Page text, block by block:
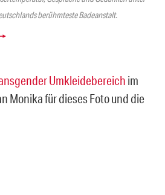
berühmteste Badeanstalt.
Umkleidebereich im
Monika für dieses Foto und die